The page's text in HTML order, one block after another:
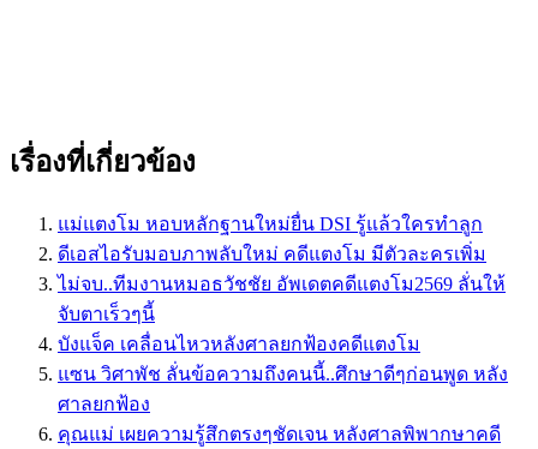
เรื่องที่เกี่ยวข้อง
แม่แตงโม หอบหลักฐานใหม่ยื่น DSI รู้แล้วใครทำลูก
ดีเอสไอรับมอบภาพลับใหม่ คดีแตงโม มีตัวละครเพิ่ม
ไม่จบ..ทีมงานหมอธวัชชัย อัพเดตคดีแตงโม2569 ลั่นให้
จับตาเร็วๆนี้
บังแจ็ค เคลื่อนไหวหลังศาลยกฟ้องคดีแตงโม
แซน วิศาพัช ลั่นข้อความถึงคนนี้..ศึกษาดีๆก่อนพูด หลัง
ศาลยกฟ้อง
คุณแม่ เผยความรู้สึกตรงๆชัดเจน หลังศาลพิพากษาคดี